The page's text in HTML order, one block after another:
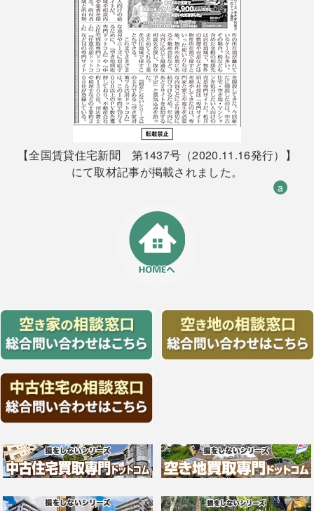
【全国賃貸住宅新聞 第1437号（2020.11.16発行）】
にて取材記事が掲載されました。
a